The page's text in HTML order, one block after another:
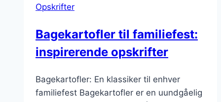
spændende
twist
Opskrifter
Bagekartofler til familiefest:
inspirerende opskrifter
Bagekartofler: En klassiker til enhver
familiefest Bagekartofler er en uundgåelig